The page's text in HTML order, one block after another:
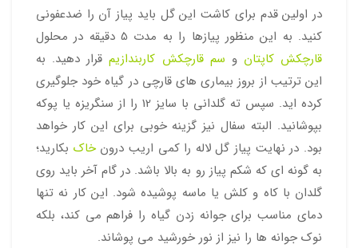
در اولین قدم برای کاشت این گل باید پیاز آن را ضدعفونی
کنید. به این منظور پیازها را به مدت 5 دقیقه در محلول
قارچکش کاپتان و سم قارچکش کاربندازیمقرار دهید. به
این ترتیب از بروز بیماری های قارچی در گیاه خود جلوگیری
کرده اید. سپس ته گلدانی با سایز 12 را از سنگریزه یا پوکه
بپوشانید. البته سفال نیز گزینه خوبی برای این کار خواهد
بود. در نهایت پیاز گل لاله را کمی اریب درونخاک بکارید؛
به گونه ای که شکم پیاز رو به بالا باشد. در گام آخر باید روی
گلدان با کاه و کلش یا ماسه پوشیده شود. این کار نه تنها
دمای مناسب برای جوانه زدن گیاه را فراهم می کند، بلکه
نوک جوانه ها را نیز از نور خورشید می پوشاند.